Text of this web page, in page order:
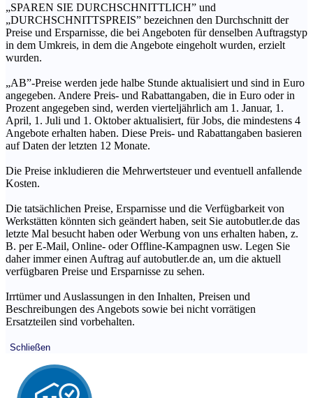
„SPAREN SIE DURCHSCHNITTLICH” und
„DURCHSCHNITTSPREIS” bezeichnen den Durchschnitt der
Preise und Ersparnisse, die bei Angeboten für denselben Auftragstyp
in dem Umkreis, in dem die Angebote eingeholt wurden, erzielt
wurden.
„AB”-Preise werden jede halbe Stunde aktualisiert und sind in Euro
angegeben. Andere Preis- und Rabattangaben, die in Euro oder in
Prozent angegeben sind, werden vierteljährlich am 1. Januar, 1.
April, 1. Juli und 1. Oktober aktualisiert, für Jobs, die mindestens 4
Angebote erhalten haben. Diese Preis- und Rabattangaben basieren
auf Daten der letzten 12 Monate.
Die Preise inkludieren die Mehrwertsteuer und eventuell anfallende
Kosten.
Die tatsächlichen Preise, Ersparnisse und die Verfügbarkeit von
Werkstätten könnten sich geändert haben, seit Sie autobutler.de das
letzte Mal besucht haben oder Werbung von uns erhalten haben, z.
B. per E-Mail, Online- oder Offline-Kampagnen usw. Legen Sie
daher immer einen Auftrag auf autobutler.de an, um die aktuell
verfügbaren Preise und Ersparnisse zu sehen.
Irrtümer und Auslassungen in den Inhalten, Preisen und
Beschreibungen des Angebots sowie bei nicht vorrätigen
Ersatzteilen sind vorbehalten.
Schließen